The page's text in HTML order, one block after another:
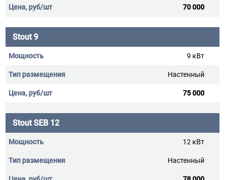
70 000
Stout 9
9 кВт
Настенный
75 000
Stout SEB 12
12 кВт
Настенный